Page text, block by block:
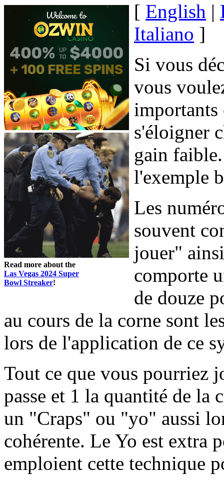
Read more about the
Las Vegas 2024 Super
Bowl Streaker!
[ English |
Italiano ]
Si vous
vous
s'éloigner
gain
l'exemple
Les
souvent
jouer"
comporte
de douze
au cours de la corne sont
lors de l'application de ce
Tout ce que vous pourriez
passe et 1 la quantité de la
un "Craps" ou "yo" aussi
cohérente. Le Yo est extra
emploient cette technique